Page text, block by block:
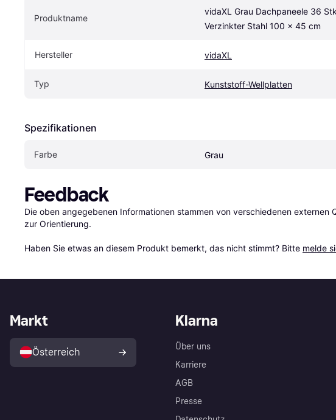
Produktname
vidaXL Grau Dachpaneele 36 Stk
Verzinkter Stahl 100 x 45 cm
Hersteller vidaXL
Typ Kunststoff-Wellplatten
Spezifikationen
Farbe Grau
Feedback
Die oben angegebenen Informationen stammen von verschiedenen externen
zur Orientierung.
Haben Sie etwas an diesem Produkt bemerkt, das nicht stimmt? Bitte melde
Klarna
Über uns
Karriere
AGB
Presse
Markt
Österreich